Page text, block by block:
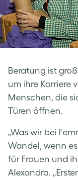
Beratung ist
um ihre Karriere
Menschen, die
Türen öffnen.
„Was wir bei
Wandel, wenn
für Frauen und
Alexandra.